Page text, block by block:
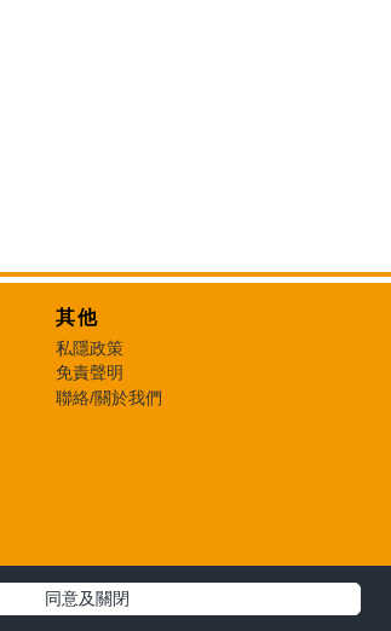
同意及關閉
其他
私隱政策
免責聲明
聯絡/關於我們